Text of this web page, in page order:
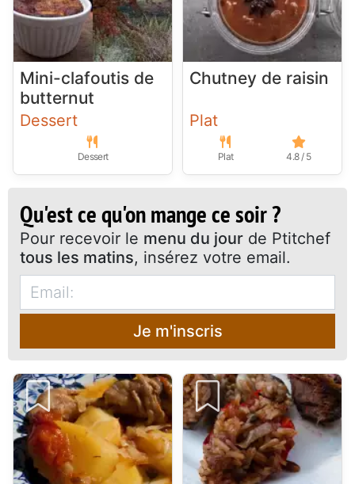
Mini-clafoutis de
butternut
Dessert
Dessert
Chutney de raisin
Plat
Plat 4.8 / 5
Qu'est ce qu'on mange ce soir ?
Pour recevoir le menu du jour de Ptitchef
tous les matins, insérez votre email.
Je m'inscris